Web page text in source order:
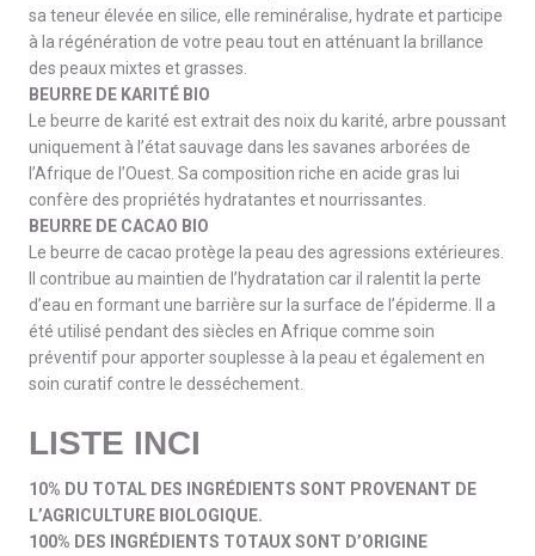
sa teneur élevée en silice, elle reminéralise, hydrate et participe
à la régénération de votre peau tout en atténuant la brillance
des peaux mixtes et grasses.
BEURRE DE KARITÉ BIO
Le beurre de karité est extrait des noix du karité, arbre poussant
uniquement à l’état sauvage dans les savanes arborées de
l’Afrique de l’Ouest. Sa composition riche en acide gras lui
confère des propriétés hydratantes et nourrissantes.
BEURRE DE CACAO BIO
Le beurre de cacao protège la peau des agressions extérieures.
Il contribue au maintien de l’hydratation car il ralentit la perte
d’eau en formant une barrière sur la surface de l’épiderme. Il a
été utilisé pendant des siècles en Afrique comme soin
préventif pour apporter souplesse à la peau et également en
soin curatif contre le desséchement.
LISTE INCI
10% DU TOTAL DES INGRÉDIENTS SONT PROVENANT DE
L’AGRICULTURE BIOLOGIQUE.
100% DES INGRÉDIENTS TOTAUX SONT D’ORIGINE